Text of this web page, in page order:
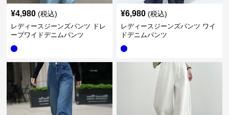
¥4,980 (税込)
レディースジーンズパンツ ドレ
ープワイドデニムパンツ
¥6,980 (税込)
レディースジーンズパンツ ワイ
ドデニムパンツ